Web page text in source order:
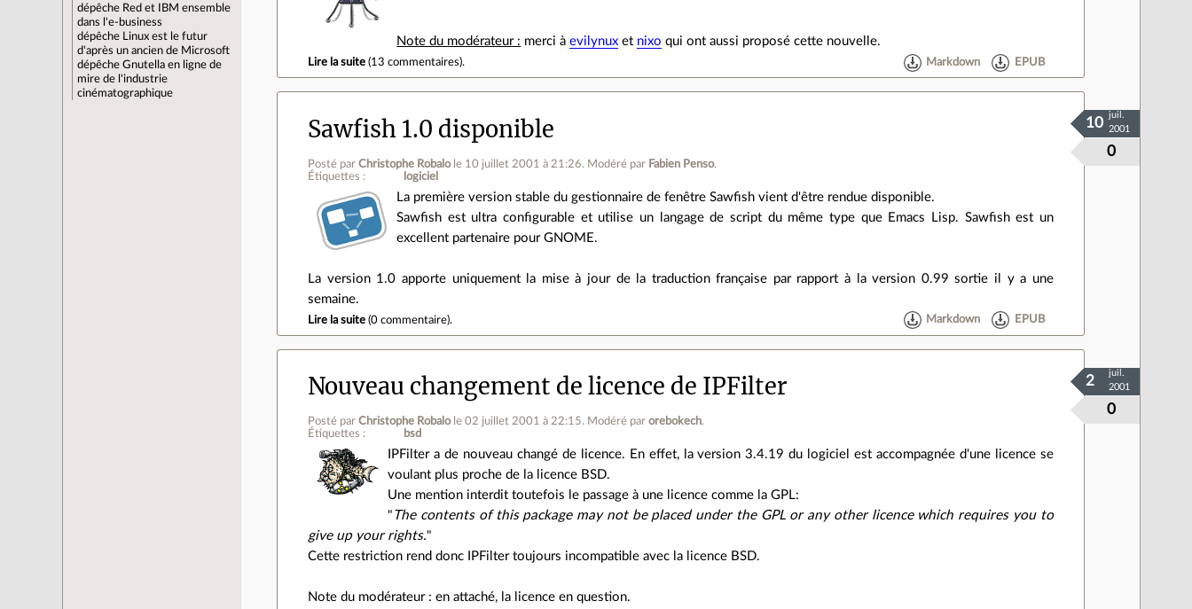
dépêche Red et IBM ensemble
dans l'e-business
dépêche
Linux est le futur
d'après un ancien de Microsoft
dépêche Gnutella en ligne de
mire de l'industrie
cinématographique
Note du modérateur : merci àevilynux et nixo qui ont aussi proposé cette nouvelle.
Lire la suite (13 commentaires). Markdown EPUB
Sawfish 1.0 disponible
Posté parChristophe Robalo le 10 juillet 2001 à 21:26. Modéré par Fabien Penso.
Étiquettes :
logiciel
0
10
juil.
2001
La première version stable du gestionnaire de fenêtre Sawfish vient d'être rendue disponible.
Sawfish est ultra configurable et utilise un langage de script du même type que Emacs Lisp. Sawfish est un
excellent partenaire pour GNOME.
La version 1.0 apporte uniquement la mise à jour de la traduction française par rapport à la version 0.99 sortie il y a une
semaine.
Lire la suite (0 commentaire). Markdown EPUB
Nouveau changement de licence de IPFilter
Posté parChristophe Robalo le 02 juillet 2001 à 22:15. Modéré parorebokech.
Étiquettes :
bsd
0
2
juil.
2001
IPFilter a de nouveau changé de licence. En effet, la version 3.4.19 du logiciel est accompagnée d'une licence se
voulant plus proche de la licence BSD.
Une mention interdit toutefois le passage à une licence comme la GPL:
" The contents of this package may not be placed under the GPL or any other licence which requires you to
give up your rights."
Cette restriction rend donc IPFilter toujours incompatible avec la licence BSD.
Note du modérateur : en attaché, la licence en question.